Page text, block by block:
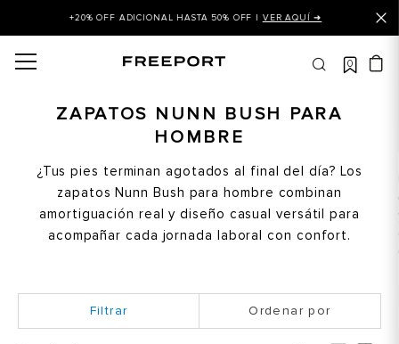
+20% OFF ADICIONAL HASTA 50% OFF | VER AQUÍ ➜
0
ZAPATOS NUNN BUSH PARA
HOMBRE
¿Tus pies terminan agotados al final del día? Los
zapatos Nunn Bush para hombre combinan
amortiguación real y diseño casual versátil para
acompañar cada jornada laboral con confort.
Ordenar por
balance 327
klein